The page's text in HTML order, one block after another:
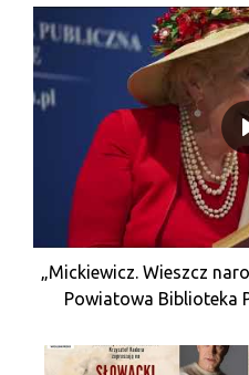
„Mickiewicz. Wieszcz
Powiatowa Biblioteka